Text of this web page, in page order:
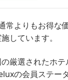
常よりもお得な
しています。
厳選されたホ
の会員ステー